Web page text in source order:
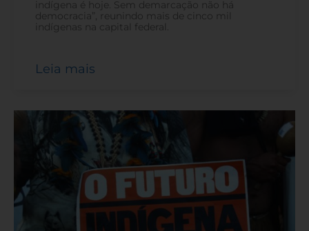
indígena é hoje. Sem demarcação não há
democracia”, reunindo mais de cinco mil
indígenas na capital federal.
Leia mais